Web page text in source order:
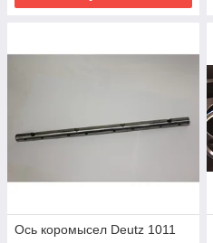
Ось коромысел Deutz 1011